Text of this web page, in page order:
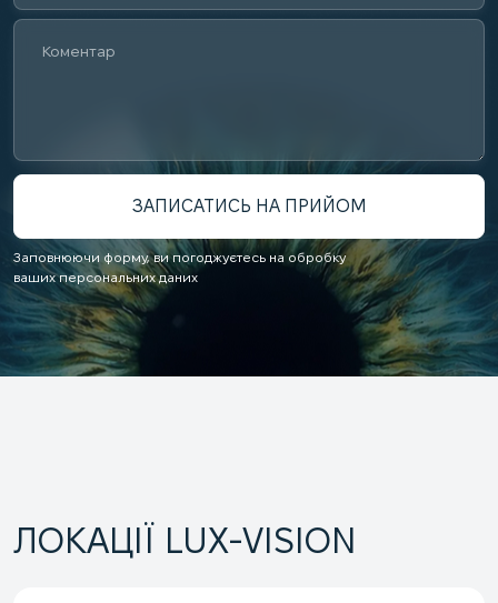
Заповнюючи форму, ви погоджуєтесь на обробку
ваших персональних даних
ЛОКАЦІЇ LUX-VISION